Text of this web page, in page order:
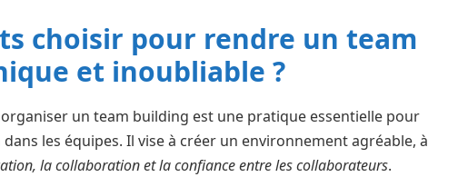
choisir pour rendre un team
et inoubliable ?
un team building est une pratique essentielle pour
les équipes. Il vise à créer un environnement agréable, à
la collaboration et la confiance entre les collaborateurs.